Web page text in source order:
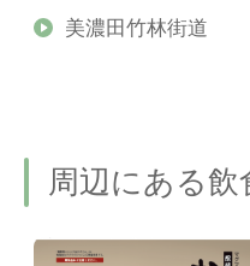
美濃田竹林街道
周辺にある